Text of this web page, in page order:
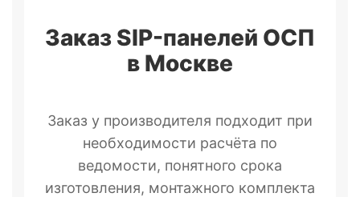
Заказ SIP-панелей ОСП
в Москве
Заказ у производителя подходит при
необходимости расчёта по
ведомости, понятного срока
изготовления, монтажного комплекта